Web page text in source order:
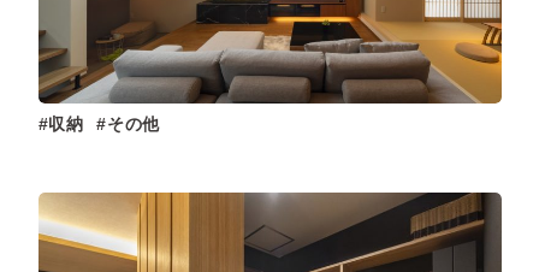
収納 その他